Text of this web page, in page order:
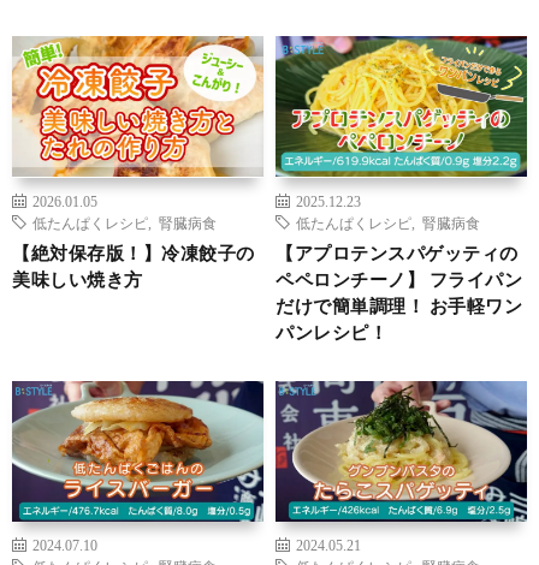
2026.01.05
低たんぱくレシピ
腎臓病食
【絶対保存版！】冷凍餃子の
美味しい焼き方
2025.12.23
低たんぱくレシピ
腎臓病食
【アプロテンスパゲッティの
ペペロンチーノ】 フライパン
だけで簡単調理！ お手軽ワン
パンレシピ！
2024.07.10
2024.05.21